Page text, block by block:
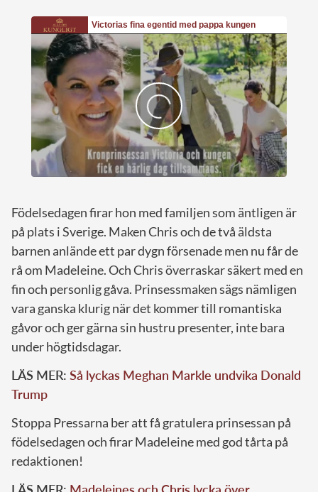
Födelsedagen firar hon med familjen som äntligen är
på plats i Sverige. Maken Chris och de två äldsta
barnen anlände ett par dygn försenade men nu får de
rå om Madeleine. Och Chris överraskar säkert med en
fin och personlig gåva. Prinsessmaken sägs nämligen
vara ganska klurig när det kommer till romantiska
gåvor och ger gärna sin hustru presenter, inte bara
under högtidsdagar.
LÄS MER: Så lyckas Meghan Markle undvika Donald
Trump
Stoppa Pressarna ber att få gratulera prinsessan på
födelsedagen och firar Madeleine med god tårta på
redaktionen!